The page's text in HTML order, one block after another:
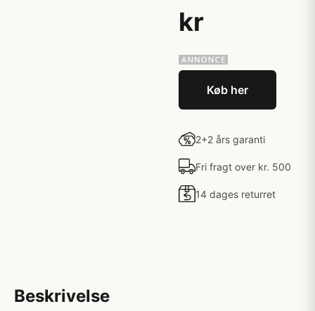
kr
Køb her
2+2 års garanti
Fri fragt over kr. 500
14 dages returret
Beskrivelse